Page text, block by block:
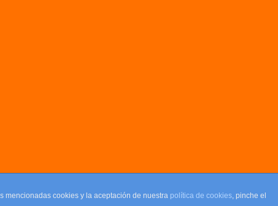
mencionadas cookies y la aceptación de nuestra política de cookies, pinche el